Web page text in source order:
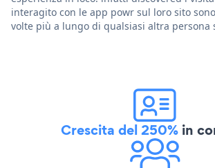
interagito con le app powr sul loro sito
volte più a lungo di qualsiasi altra persona
Crescita del 250% in